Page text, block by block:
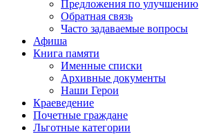
Предложения по улучшению
Обратная связь
Часто задаваемые вопросы
Афиша
Книга памяти
Именные списки
Архивные документы
Наши Герои
Краеведение
Почетные граждане
Льготные категории